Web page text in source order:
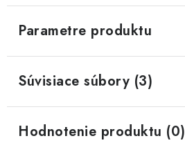
Parametre produktu
Súvisiace súbory (3)
Hodnotenie produktu (0)